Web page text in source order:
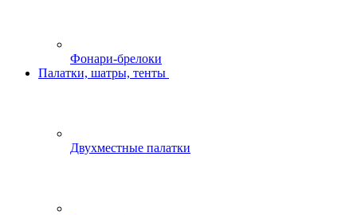
Фонари-брелоки
Палатки, шатры, тенты
Двухместные палатки